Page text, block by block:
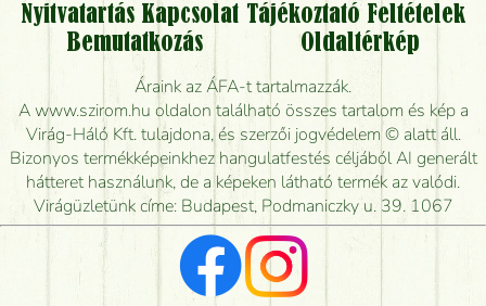
Vidékre is lehet rendelni?
Meddig rendelhetek virágküldést úgy, hogy még ma
kiszállítsák?
Mennyire gyorsan tudják elkészíteni a csokrot, és
mikor tudják leghamarabb kiszállítani?
Vörös rózsát keresek, van önöknél?
Milyen visszajelzést kapok a virágküldésről?
Nyitvatartás Kapcsolat Tájékoztató Feltételek
Bemutatkozás
Oldaltérkép
Áraink az ÁFA-t tartalmazzák.
A www.szirom.hu oldalon található összes tartalom és kép a
Virág-Háló Kft. tulajdona, és szerzői jogvédelem © alatt áll.
Bizonyos termékképeinkhez hangulatfestés céljából AI generált
hátteret használunk, de a képeken látható termék az valódi.
Virágüzletünk címe: Budapest, Podmaniczky u. 39. 1067